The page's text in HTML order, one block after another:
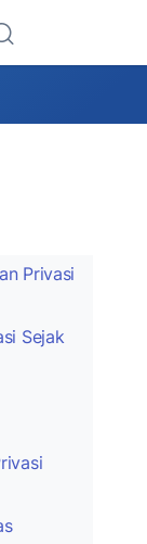
Privasi
Sejak